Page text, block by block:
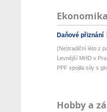
Daňové přiznání
(Ne)tradiční léto z
Levnější MHD v
PPF spojila síly s
Hobby a